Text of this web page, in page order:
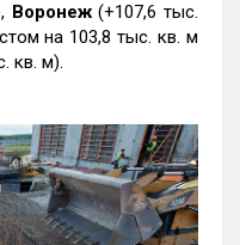
Воронеж(+107,6 тыс.
на 103,8 тыс. кв. м
кв. м).